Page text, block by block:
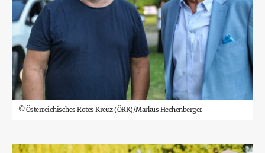
©Österreichisches Rotes Kreuz (ÖRK)/Markus Hechenberger